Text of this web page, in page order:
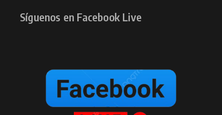
Síguenos en Facebook Live